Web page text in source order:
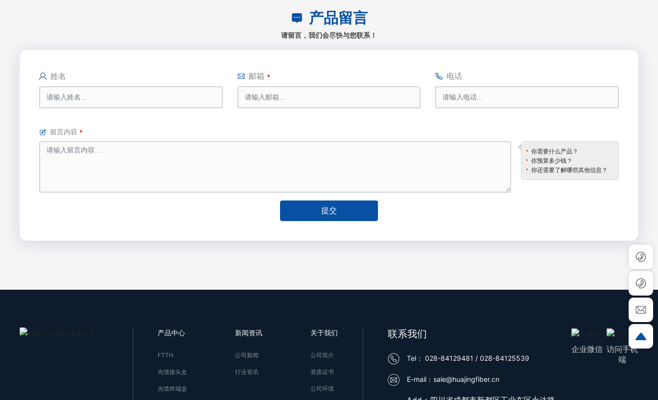
产品留言
请留言，我们会尽快与您联系！
姓名 邮箱 电话
留言内容
你需要什么产品？
你预算多少钱？
你还需要了解哪些其他信息？
提交
产品中心
FTTH
光缆接头盒
光缆终端盒
新闻资讯
公司新闻
行业资讯
关于我们
公司简介
资质证书
公司环境
联系我们
Tel：028-84129481 /028-84125539
E-mail： sale@huajingfiber.cn
企业微信 访问手机
端